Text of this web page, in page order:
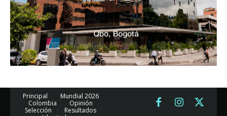
Principal
Mundial 2026
Colombia
Opinión
Selección
Resultados